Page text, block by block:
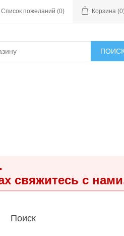
Список пожеланий (0) Корзина
свяжитесь с
Поиск